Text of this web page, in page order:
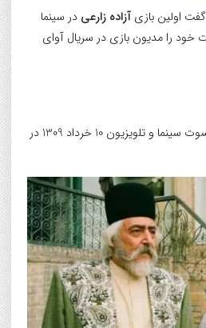
اولین بازی آزاده زارعی در سینما
خود را مدیون بازی در سریال آوای
فخری خوروش بازیگر پیشکسوت سینما و تلویزیون 10 خرداد 1309 در